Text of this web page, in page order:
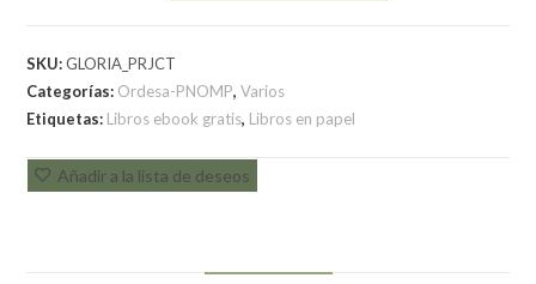
SKU:GLORIA_PRJCT
Categorías: Ordesa-PNOMP,Varios
Etiquetas: Libros ebook gratis, Libros en papel
Añadir a la lista de deseos